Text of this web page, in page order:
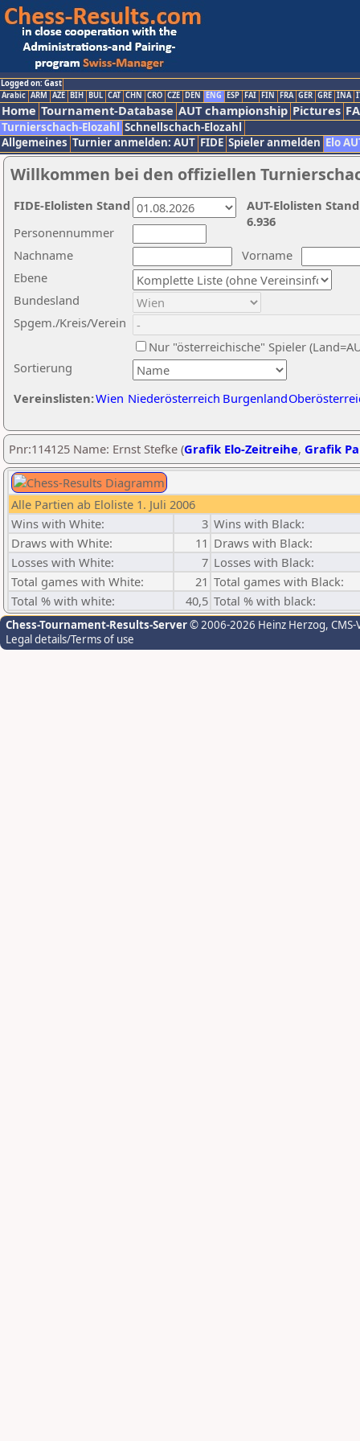
Logged on: Gast
Arabic ARM AZE BIH BUL CAT CHN CRO CZE DEN ENG ESP FAI FIN FRA GER GRE INA
Home Tournament-Database AUT championship Pictures
Turnierschach-Elozahl Schnellschach-Elozahl
Allgemeines Turnier anmelden: AUT FIDE Spieler anmelden Elo
Willkommen bei den offiziellen
Nachname
Vorname
Ebene
Sortierung
Personennummer
Bundesland
Spgem./Kreis/Verein
Nur "österreichische" Spieler
Vereinslisten:Wien Niederösterreich Burgenland
AUT-Elolisten
6.936
FIDE-Elolisten Stand
Pnr:114125 Name: Ernst Stefke (Grafik Elo-Zeitreihe, Grafik
Alle Partien ab Eloliste 1. Juli 2006
Wins with White:
3 Wins with Black:
Draws with White:
11 Draws with Black:
Losses with White:
7 Losses with Black:
Total games with White:
21 Total games with Black:
Total % with white:
40,5 Total % with black:
Chess-Tournament-Results-Server© 2006-2026 Heinz Herzog,
Legal details/Terms of use